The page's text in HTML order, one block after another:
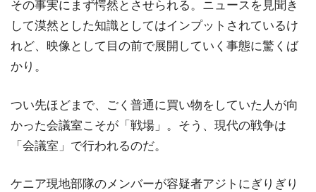
その事実にまず愕然とさせられる。ニュースを見聞き
して漠然とした知識としてはインプットされているけ
れど、映像として目の前で展開していく事態に驚くば
かり。
つい先ほどまで、ごく普通に買い物をしていた人が向
かった会議室こそが「戦場」。そう、現代の戦争は
「会議室」で行われるのだ。
ケニア現地部隊のメンバーが容疑者アジトにぎりぎり